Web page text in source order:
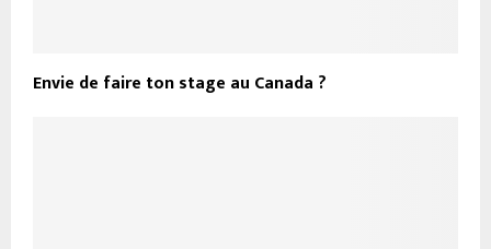
Envie de faire ton stage au Canada ?